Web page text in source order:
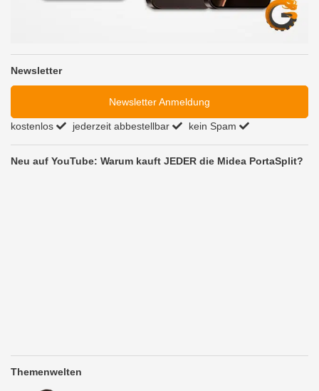
Newsletter
Newsletter Anmeldung
kostenlos jederzeit abbestellbar kein Spam
Neu auf YouTube: Warum kauft JEDER die Midea PortaSplit?
Themenwelten